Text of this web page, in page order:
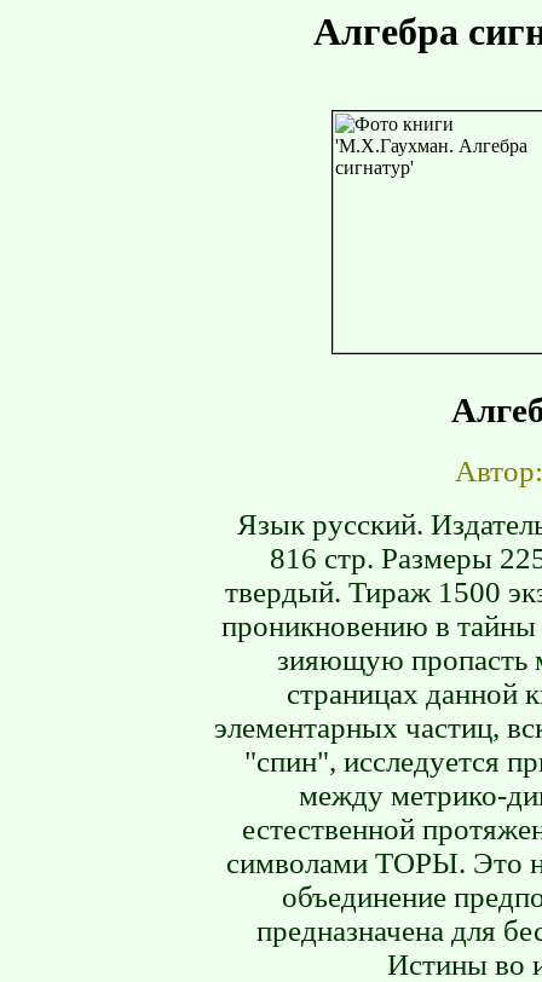
Алгебра
Язык русский.
816 стр. Размеры
твердый. Тираж 1500
проникновению в
зияющую пропасть
страницах данной
элементарных частиц,
"спин", исследуется
между метрико-
естественной
символами ТОРЫ. Это
объединение
предназначена для
Истины во